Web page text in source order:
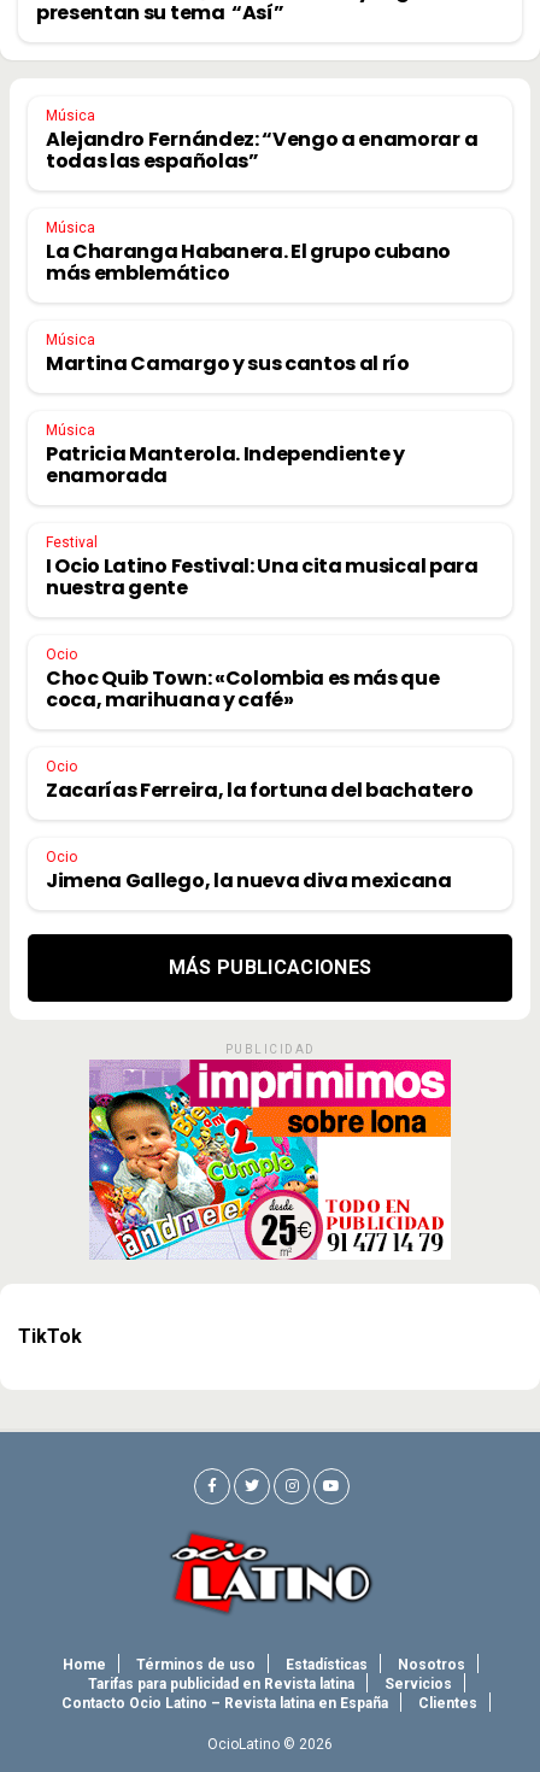
presentan su tema “Así”
Música
Alejandro Fernández: “Vengo a enamorar a
todas las españolas”
Música
La Charanga Habanera. El grupo cubano
más emblemático
Música
Martina Camargo y sus cantos al río
Música
Patricia Manterola. Independiente y
enamorada
Festival
I Ocio Latino Festival: Una cita musical para
nuestra gente
Ocio
Choc Quib Town: «Colombia es más que
coca, marihuana y café»
Ocio
Zacarías Ferreira, la fortuna del bachatero
Ocio
Jimena Gallego, la nueva diva mexicana
MÁS PUBLICACIONES
PUBLICIDAD
TikTok
Home Términos de uso Estadísticas
Nosotros
Tarifas para publicidad en Revista latina
Servicios
Contacto Ocio Latino – Revista latina en España
Clientes
OcioLatino © 2026